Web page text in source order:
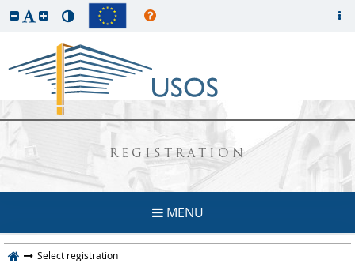
REGISTRATION
MENU
Select registration